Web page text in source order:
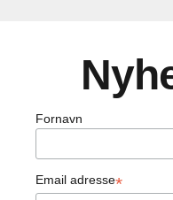
Fornavn
Email adresse*